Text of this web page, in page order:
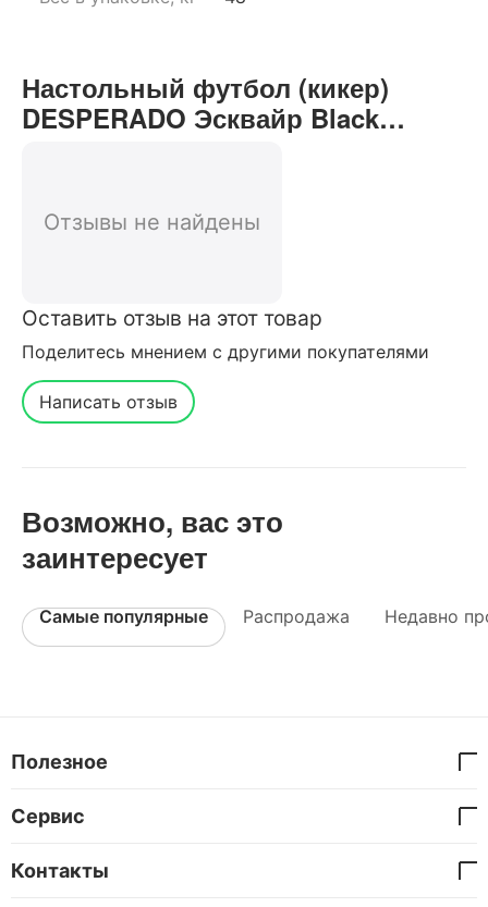
Настольный футбол (кикер)
DESPERADO Эсквайр Black
магазина
Отзывы не найдены
Оставить отзыв на этот товар
Поделитесь мнением с другими покупателями
Написать отзыв
Возможно, вас это
заинтересует
Самые популярные Распродажа Недавно
Полезное
Сервис
Контакты